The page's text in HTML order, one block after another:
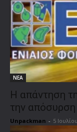
ΝΕΑ
Η απάντηση
την απόσυρση
Unpackman - 5